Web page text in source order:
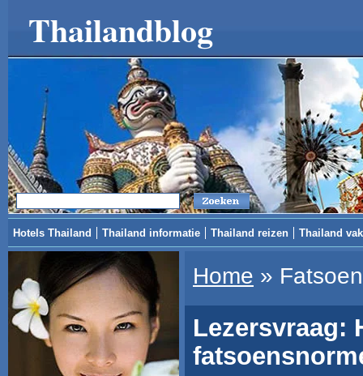
Thailandblog
Hotels Thailand Thailand informatie Thailand reizen Thailand
Home »
Lezersvraag: